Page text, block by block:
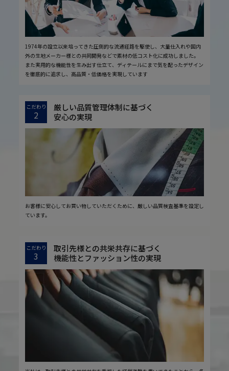
1974年の設立以来培ってきた圧倒的な流通経路を駆使し、大量仕入れや国内
外の生地メーカー様との共同開発などで素材の低コスト化に成功しました。
また実用的な機能性を生み出す仕立て、ディテールにまで気を配ったデザイン
を徹底的に追求し、高品質・低価格を実現しています
こだわり
2
厳しい品質管理体制に基づく
安心の実現
お客様に安心してお買い物していただくために、厳しい品質検査基準を設定し
ています。
こだわり
3
取引先様との共栄共存に基づく
機能性とファッション性の実現